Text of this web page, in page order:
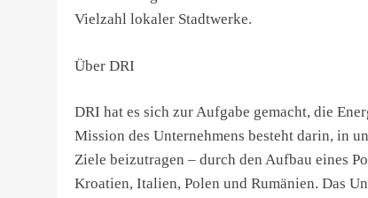
Vielzahl lokaler Stadtwerke.
Über DRI
DRI hat es sich zur Aufgabe gemacht, die
Mission des Unternehmens besteht darin, in
Ziele beizutragen – durch den Aufbau eines
Kroatien, Italien, Polen und Rumänien. Das